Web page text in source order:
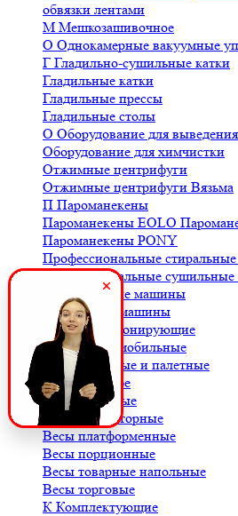
обвязки лентами
М Мешкозашивочное
О Однокамерные вакуумные
Г Гладильно-сушильные катки
Гладильные катки
Гладильные прессы
Гладильные столы
О Оборудование для
Оборудование для химчистки
Отжимные центрифуги
Отжимные центрифуги Вязьма
П Пароманекены
Пароманекены EOLO
Пароманекены PONY
Профессиональные
Профессиональные
Стиральные машины
Сушильные машины
ШШкафы озонирующие
В Весы автомобильные
Весы балочные и палетные
Весы для кофе
Весы крановые
Весы лабораторные
Весы платформенные
Весы порционные
Весы товарные напольные
Весы торговые
К Комплектующие